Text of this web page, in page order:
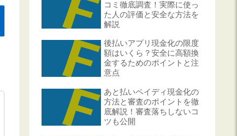
コミ徹底調査！実際に使っ
た人の評価と安全な方法を
解説
後払いアプリ現金化の限度
額はいくら？安全に高額換
金するためのポイントと注
意点
あと払いペイディ現金化の
方法と審査のポイントを徹
底解説！審査落ちしないコ
ツも公開